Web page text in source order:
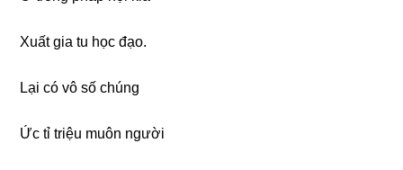
Xuất gia tu học đạo.
Lại có vô số chúng
Ức tỉ triệu muôn người